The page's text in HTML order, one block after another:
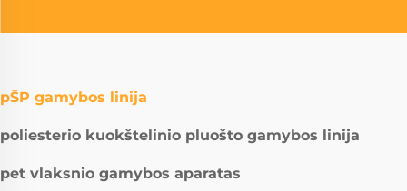
pŠP gamybos linija
poliesterio kuokštelinio pluošto gamybos linija
pet vlaksnio gamybos aparatas